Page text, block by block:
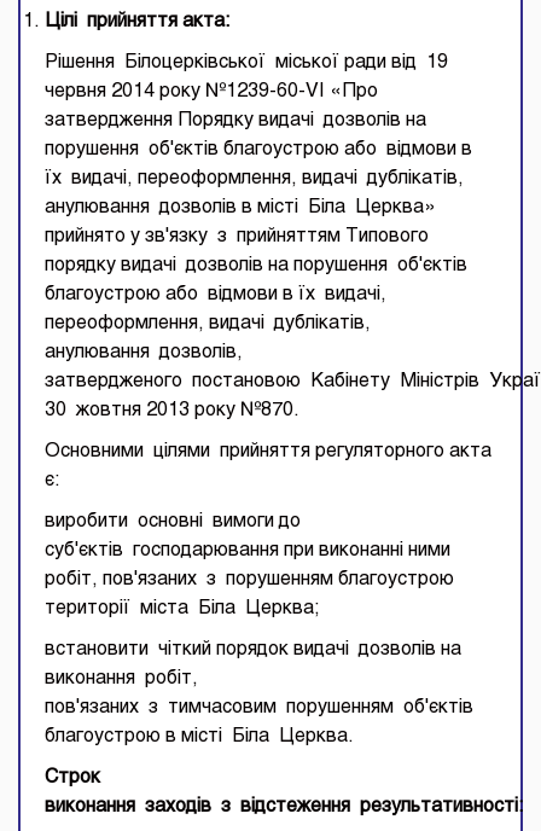
Ц ілі прийняття акта:
Рішення Білоцерківської міської ради від 19
червня 2014 року №1239-60-VI «Про
затвердження Порядку видачі дозволів на
порушення об'єктів благоустрою або відмови в
їх видачі, переоформлення, видачі дублікатів,
анулювання дозволів в місті Біла Церква»
прийнято у зв'язку з прийняттям Типового
порядку видачі дозволів на порушення об'єктів
благоустрою або відмови в їх видачі,
переоформлення, видачі дублікатів,
анулювання дозволів,
затвердженого постановою Кабінету Міністрів
30 жовтня 2013 року №870.
Основними цілями прийняття регуляторного акта
є:
виробити основні вимоги до
суб'єктів господарювання при виконанні ними
робіт, пов'язаних з порушенням благоустрою
території міста Біла Церква;
встановити чіткий порядок видачі дозволів на
виконання робіт,
пов'язаних з тимчасовим порушенням об'єктів
благоустрою в місті Біла Церква.
Строк
виконання
заходів з відстеження результативності :